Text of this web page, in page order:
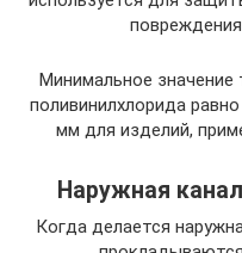
Минимальное
поливинилхлорида
мм для изделий,
Наружная
Когда делается